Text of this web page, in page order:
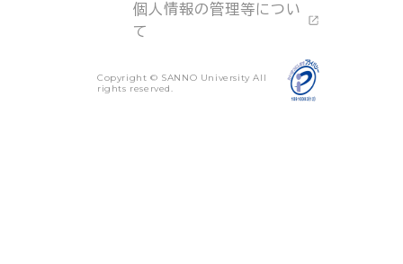
個人情報の管理等につい
て
Copyright © SANNO University All
rights reserved.